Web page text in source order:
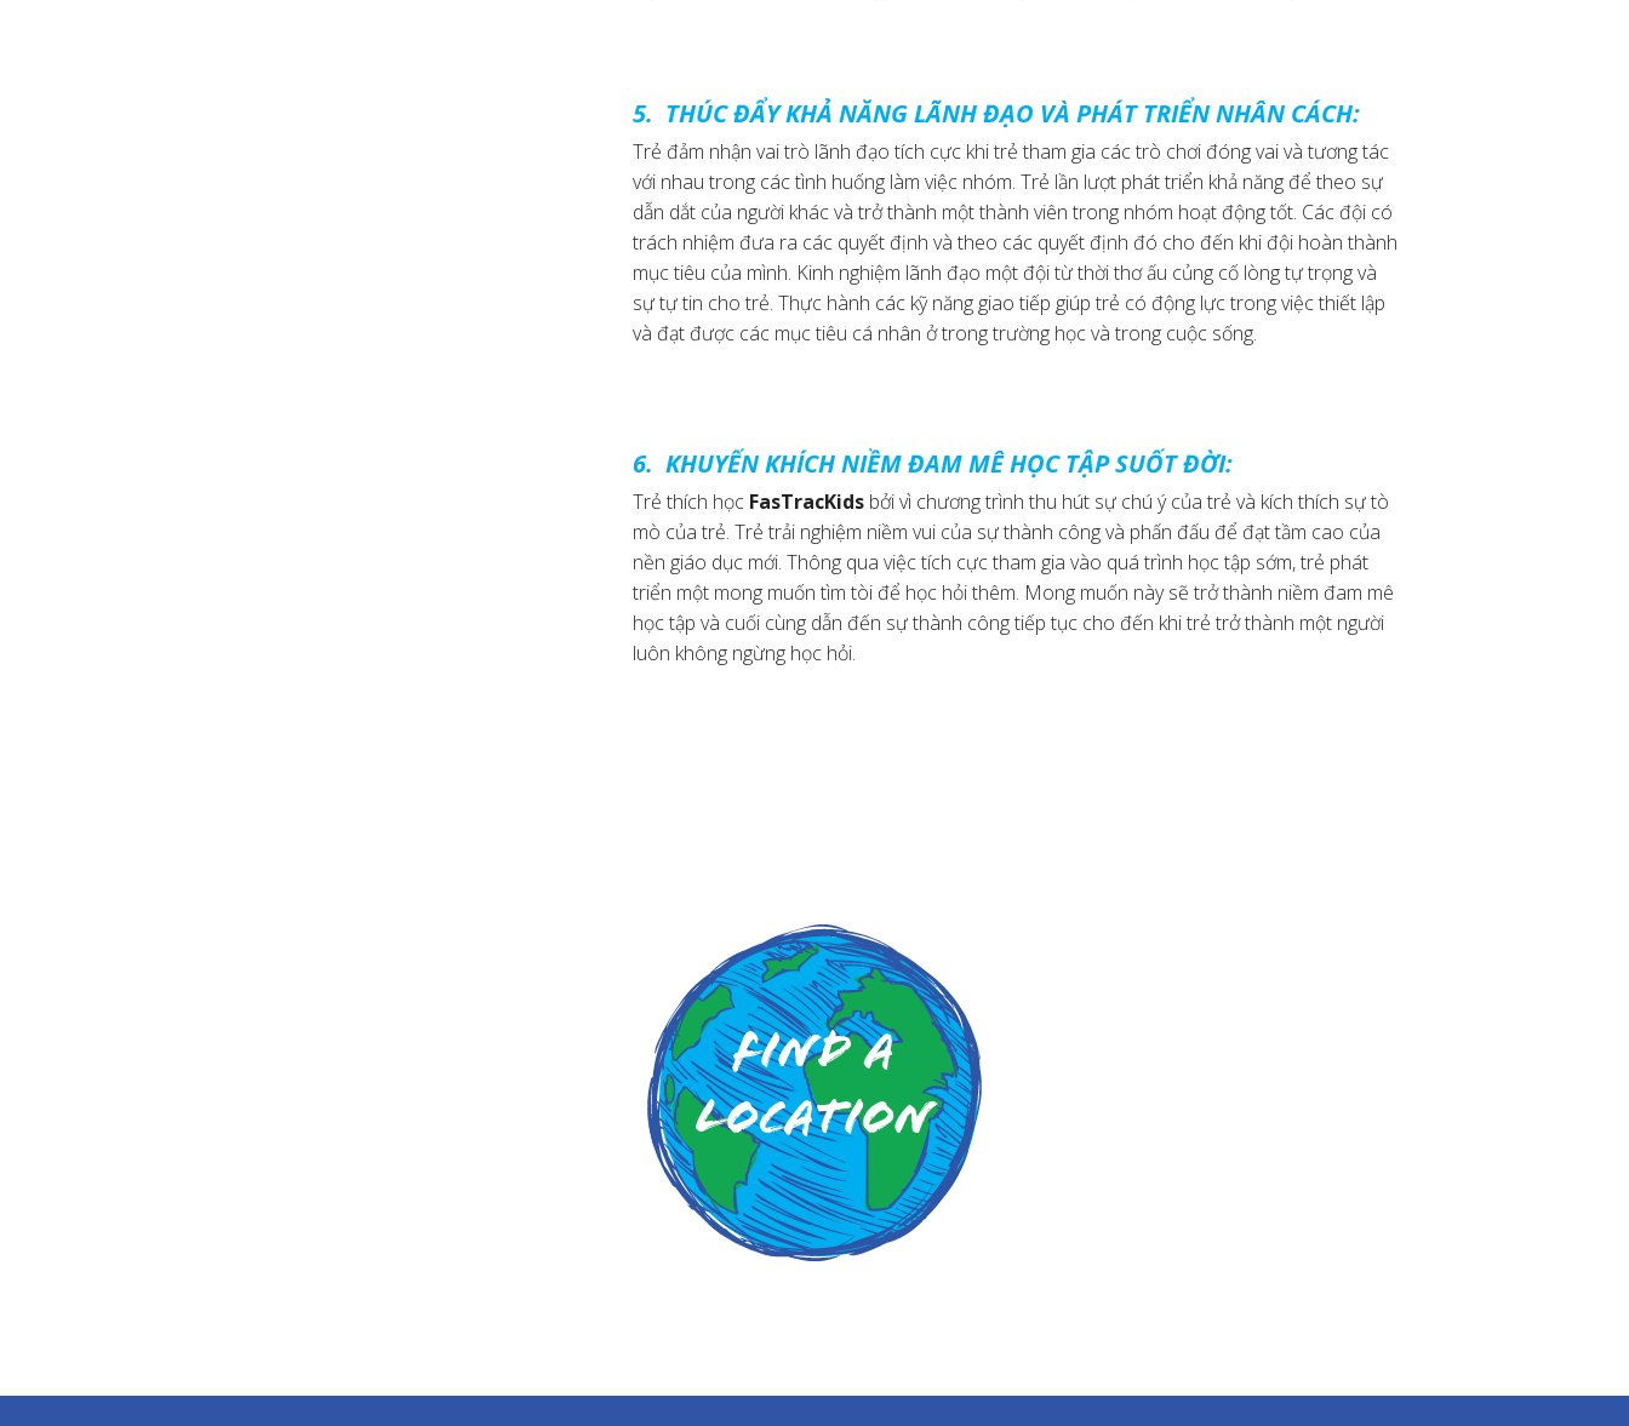
5. THÚC ĐẨY KHẢ NĂNG LÃNH ĐẠO VÀ PHÁT TRIỂN NHÂN CÁCH:
Trẻ đảm nhận vai trò lãnh đạo tích cực khi trẻ tham gia các trò chơi đóng vai và tương tác
với nhau trong các tình huống làm việc nhóm. Trẻ lần lượt phát triển khả năng để theo sự
dẫn dắt của người khác và trở thành một thành viên trong nhóm hoạt động tốt. Các đội có
trách nhiệm đưa ra các quyết định và theo các quyết định đó cho đến khi đội hoàn thành
mục tiêu của mình. Kinh nghiệm lãnh đạo một đội từ thời thơ ấu củng cố lòng tự trọng và
sự tự tin cho trẻ. Thực hành các kỹ năng giao tiếp giúp trẻ có động lực trong việc thiết lập
và đạt được các mục tiêu cá nhân ở trong trường học và trong cuộc sống.
6. KHUYẾN KHÍCH NIỀM ĐAM MÊ HỌC TẬP SUỐT ĐỜI:
Trẻ thích học FasTracKids bởi vì chương trình thu hút sự chú ý của trẻ và kích thích sự tò
mò của trẻ. Trẻ trải nghiệm niềm vui của sự thành công và phấn đấu để đạt tầm cao của
nền giáo dục mới. Thông qua việc tích cực tham gia vào quá trình học tập sớm, trẻ phát
triển một mong muốn tìm tòi để học hỏi thêm. Mong muốn này sẽ trở thành niềm đam mê
học tập và cuối cùng dẫn đến sự thành công tiếp tục cho đến khi trẻ trở thành một người
luôn không ngừng học hỏi.
Find a
Location